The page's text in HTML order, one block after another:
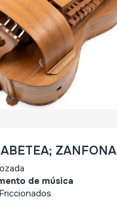
ZANFONA
de música